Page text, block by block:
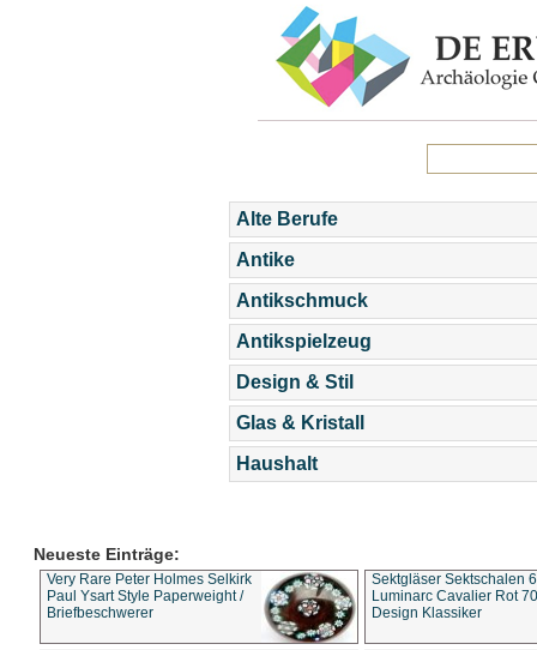
Alte Berufe
Antike
Antikschmuck
Antikspielzeug
Design & Stil
Glas & Kristall
Haushalt
Neueste Einträge:
Very Rare Peter Holmes Selkirk
Paul Ysart Style Paperweight /
Briefbeschwerer
Sektgläser Sektschalen
Luminarc Cavalier Rot
Design Klassiker